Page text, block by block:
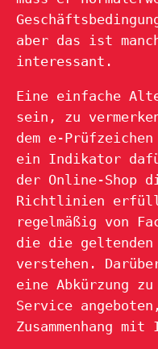
aber das ist
interessant.
Eine einfache
sein, zu
dem e-
ein Indikator
der Online-Shop
Richtlinien erfüllt
regelmäßig von
die die
verstehen.
eine Abkürzung
Service
Zusammenhang